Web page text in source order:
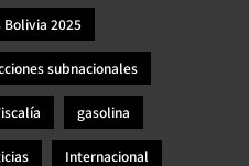
Bolivia 2025
subnacionales
gasolina
Internacional